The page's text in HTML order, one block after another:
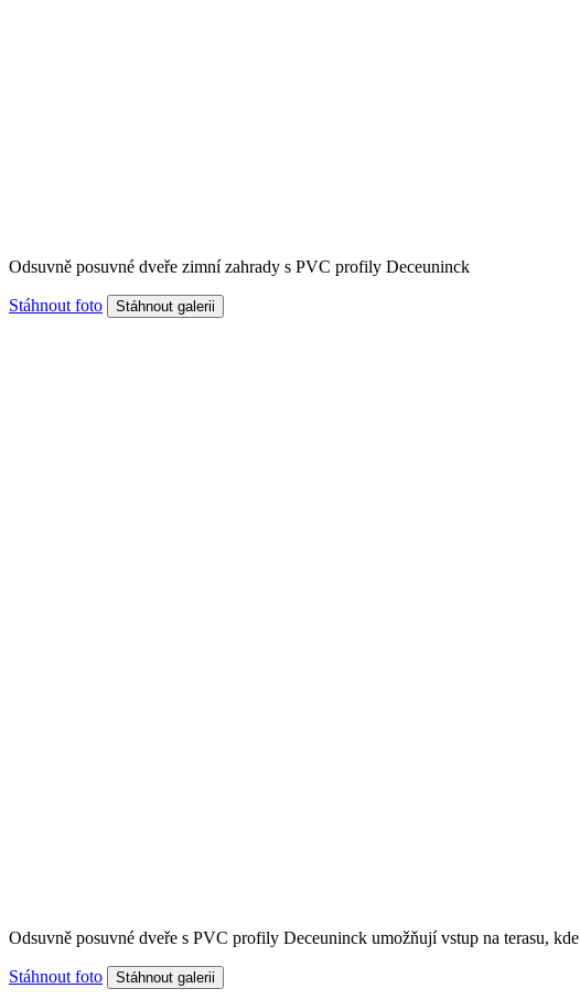
Odsuvně posuvné dveře zimní zahrady s PVC profily Deceuninck
Stáhnout foto
Odsuvně posuvné dveře s PVC profily Deceuninck umožňují vstup na terasu,
Stáhnout foto